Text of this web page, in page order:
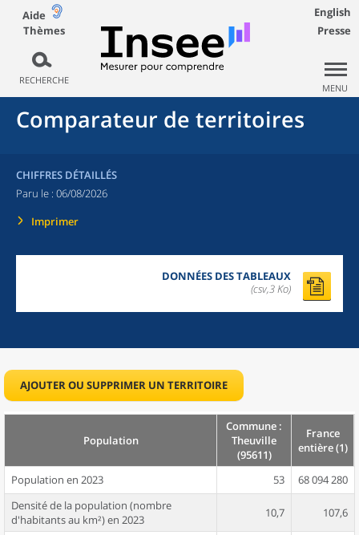
Aide
Thèmes
RECHERCHE
English
Presse
MENU
Comparateur de territoires
CHIFFRES DÉTAILLÉS
Paru le : 06/08/2026
Imprimer
DONNÉES DES TABLEAUX
(csv,3 Ko)
AJOUTER OU SUPPRIMER UN TERRITOIRE
Population
Commune :
Theuville
(95611)
France
entière (1)
Population en 2023 53
68 094 280
Densité de la population (nombre
d'habitants au km²) en 2023
10,7 107,6